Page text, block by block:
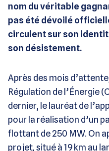
nom du véritable
pas été dévoilé
circulent sur son
son désistement.
Après des mois
Régulation de l’Énergie
dernier, le lauréat de
pour la réalisation d’un
flottant de 250 MW. On
projet, situé à 19 km au